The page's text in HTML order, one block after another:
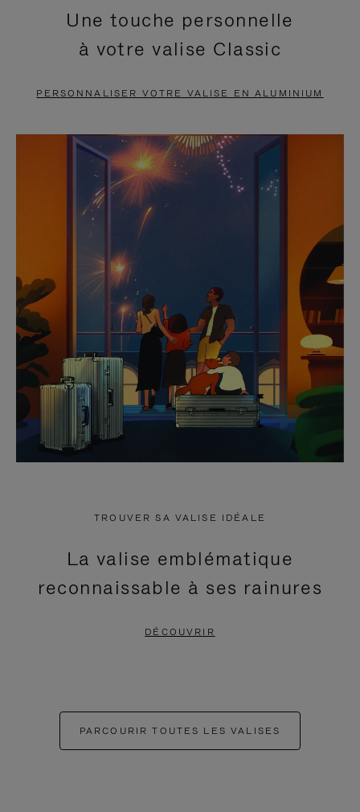
EN
PAUSE,
APPUYEZ
POUR
METTRE
PAUSE
VIDÉO
EST
DÉSACTIVÉ.
CLIQUER
POUR
RÉACTIVER
LE
SON
Une touche personnelle
à votre valise Classic
PERSONNALISER VOTRE VALISE EN ALUMINIUM
TROUVER SA VALISE IDÉALE
La valise emblématique
reconnaissable à ses rainures
DÉCOUVRIR
PARCOURIR TOUTES LES VALISES